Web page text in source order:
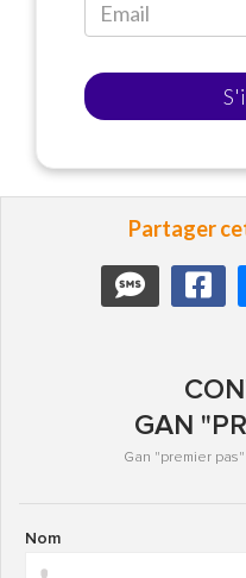
Partager
GAN
Gan "premier
Nom